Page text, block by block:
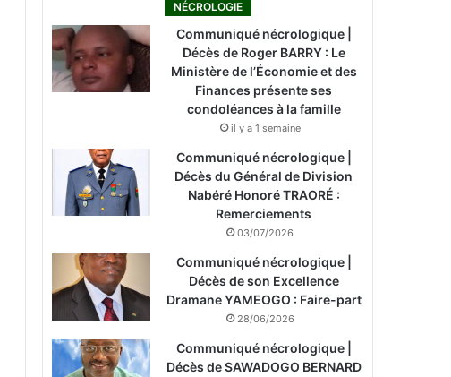
NÉCROLOGIE
Communiqué nécrologique |
Décès de Roger BARRY : Le
Ministère de l’Économie et des
Finances présente ses
condoléances à la famille
il y a 1 semaine
Communiqué nécrologique |
Décès du Général de Division
Nabéré Honoré TRAORÉ :
Remerciements
03/07/2026
Communiqué nécrologique |
Décès de son Excellence
Dramane YAMEOGO : Faire-part
28/06/2026
Communiqué nécrologique |
Décès de SAWADOGO BERNARD